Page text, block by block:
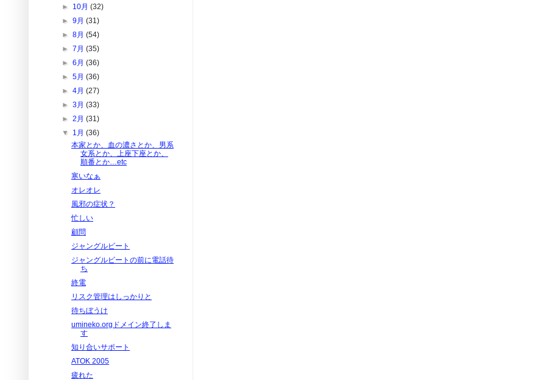
► 10月(32)
►9月(31)
►8月(54)
►7月(35)
►6月(36)
►5月(36)
►4月(27)
►3月(33)
►2月(31)
▼ 1月(36)
本家とか、血の濃さとか、男系
女系とか、上座下座とか、
順番とか…etc
寒いなぁ
オレオレ
風邪の症状？
忙しい
顧問
ジャングルビート
ジャングルビートの前に電話待
ち
終電
リスク管理はしっかりと
待ちぼうけ
umineko.orgドメイン終了しま
す
知り合いサポート
ATOK 2005
疲れた